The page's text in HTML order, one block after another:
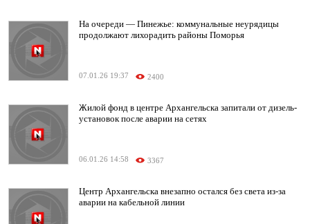
На очереди — Пинежье: коммунальные неурядицы
продолжают лихорадить районы Поморья
07.01.26 19:37 2400
Жилой фонд в центре Архангельска запитали от дизель-
установок после аварии на сетях
06.01.26 14:58 3367
Центр Архангельска внезапно остался без света из-за
аварии на кабельной линии